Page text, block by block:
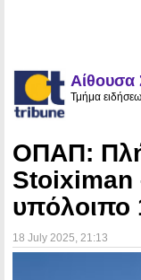
Αίθουσα
Τμήμα
ΟΠΑΠ:
Stoiximan
υπόλοιπο
18 July 2025 , 21:13